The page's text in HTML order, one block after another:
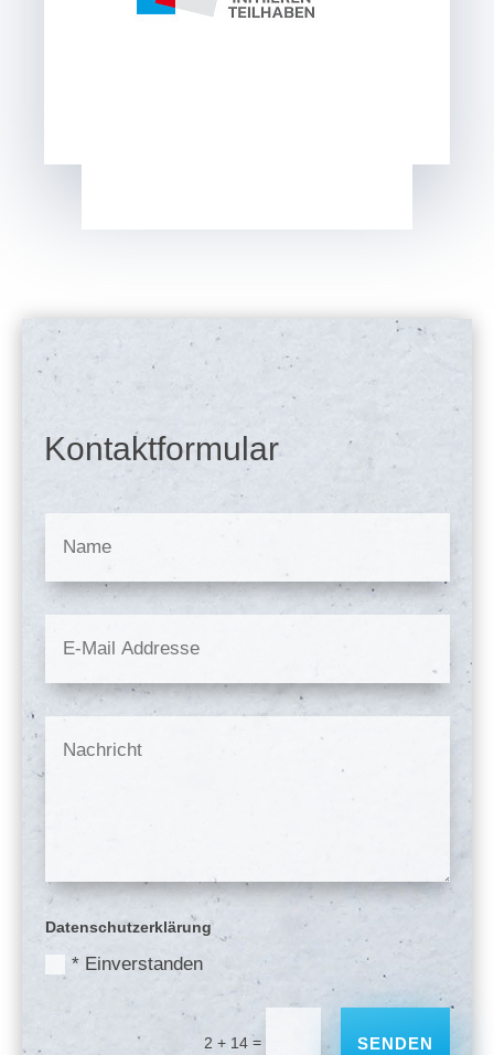
Kontaktformular
Datenschutzerklärung
* Einverstanden
2 + 14= SENDEN